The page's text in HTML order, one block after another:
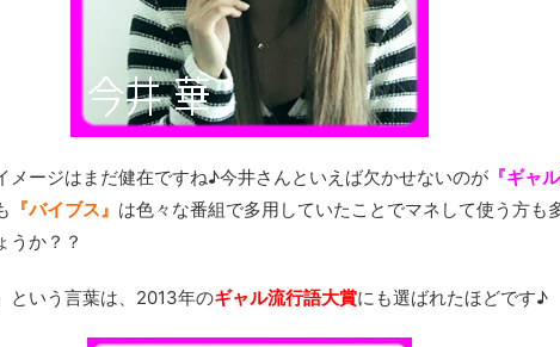
メージはまだ健在ですね♪今井さんといえば欠かせないのが 『ギャ
『バイブス』 は色々な番組で多用していたことでマネして使う方も
うか？？
という言葉は、2013年のギャル流行語大賞にも選ばれたほどです♪